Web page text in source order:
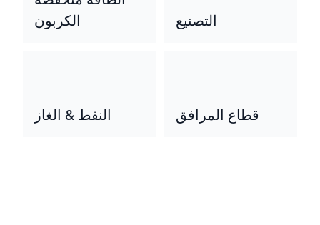
الكربون
التصنيع
النفط & الغاز قطاع المرافق